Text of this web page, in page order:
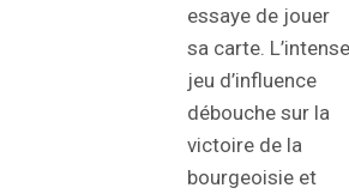
essaye de jouer
sa carte. L’intense
jeu d’influence
débouche sur la
victoire de la
bourgeoisie et